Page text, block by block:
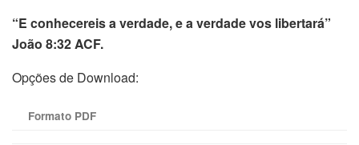
“E conhecereis a verdade, e a verdade vos libertará”
João 8:32 ACF.
Opções de Download:
Formato PDF